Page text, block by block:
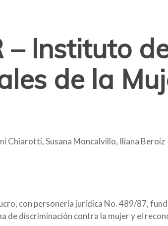
– Instituto
de la
Chiarotti, Susana Moncalvillo, Iliana Beroiz
con personería jurídica No. 489/87,
discriminación contra la mujer y el